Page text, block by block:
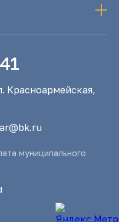
Красноармейская,
муниципального